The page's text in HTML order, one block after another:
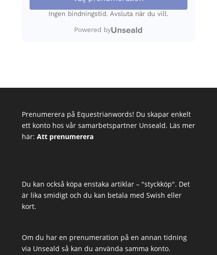
Prenumerera på Equestrianwords! Du skapar enkelt
ett konto hos vår samarbetspartner Unseald. Läs mer
här: Att prenumerera
Du kan också köpa enstaka artiklar – "styckköp". Det
är lika smidigt och du kan betala med Swish eller
kort.
Om du har en prenumeration på en annan tidning
via Unseald så kan du använda samma konto.